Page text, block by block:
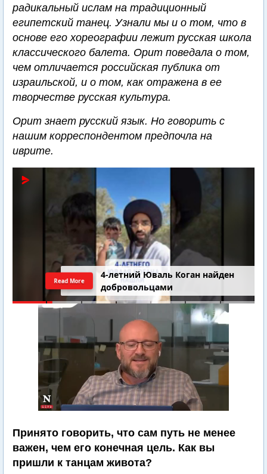
радикальный ислам на традиционный
египетский танец. Узнали мы и о том, что в
основе его хореографии лежит русская школа
классического балета. Орит поведала о том,
чем отличается российская публика от
израильской, и о том, как отражена в ее
творчестве русская культура.
Орит знает русский язык. Но говорить с
нашим корреспондентом предпочла на
иврите.
4-летний Юваль Коган найден
добровольцами
Read More
Принято говорить, что сам путь не менее
важен, чем его конечная цель. Как вы
пришли к танцам живота?